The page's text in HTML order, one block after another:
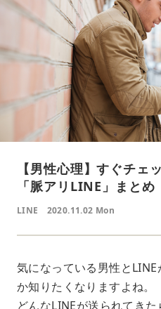
【男性心理】すぐチェ
「脈アリLINE」まとめ
LINE 2020.11.02 Mon
気になっている男性と
か知りたくなりますよね。
どんなLINEが送られてき